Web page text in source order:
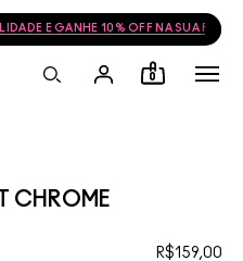
E GANHE 10% OFF NA SUA
0
CHROME
R$159,00